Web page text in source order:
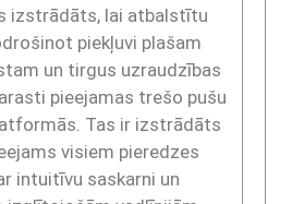
izstrādāts, lai atbalstītu
piekļuvi plašam
un tirgus uzraudzības
pieejamas trešo pušu
Tas ir izstrādāts
visiem pieredzes
intuitīvu saskarni un